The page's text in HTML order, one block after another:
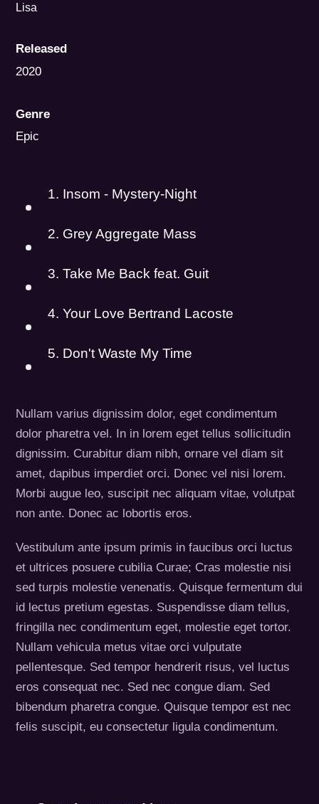
Lisa
Released
2020
Genre
Epic
1. Insom - Mystery-Night
2. Grey Aggregate Mass
3. Take Me Back feat. Guit
4. Your Love Bertrand Lacoste
5. Don't Waste My Time
Nullam varius dignissim dolor, eget condimentum
dolor pharetra vel. In in lorem eget tellus sollicitudin
dignissim. Curabitur diam nibh, ornare vel diam sit
amet, dapibus imperdiet orci. Donec vel nisi lorem.
Morbi augue leo, suscipit nec aliquam vitae, volutpat
non ante. Donec ac lobortis eros.
Vestibulum ante ipsum primis in faucibus orci luctus
et ultrices posuere cubilia Curae; Cras molestie nisi
sed turpis molestie venenatis. Quisque fermentum dui
id lectus pretium egestas. Suspendisse diam tellus,
fringilla nec condimentum eget, molestie eget tortor.
Nullam vehicula metus vitae orci vulputate
pellentesque. Sed tempor hendrerit risus, vel luctus
eros consequat nec. Sed nec congue diam. Sed
bibendum pharetra congue. Quisque tempor est nec
felis suscipit, eu consectetur ligula condimentum.